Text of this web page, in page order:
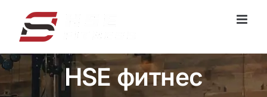
содержанию
HSE фитнес